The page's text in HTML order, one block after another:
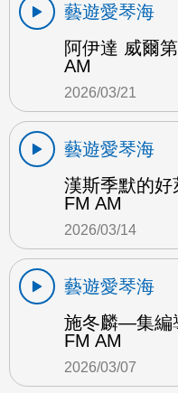
藝遊愛琴海
阿伊達 威爾
AM
2026/03/21
藝遊愛琴海
漢斯季默的
FM AM
2026/03/14
藝遊愛琴海
施冬麟—集編
FM AM
2026/03/07